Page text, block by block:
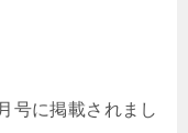
号に掲載されまし